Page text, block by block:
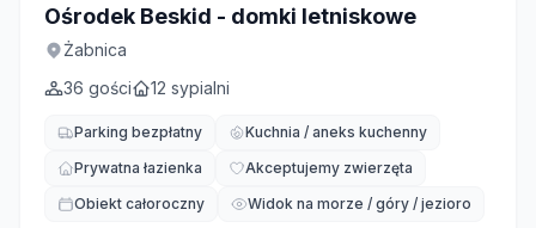
Ośrodek Beskid - domki letniskowe
Żabnica
36 gości 12 sypialni
Parking bezpłatny
Kuchnia / aneks kuchenny
Prywatna łazienka
Akceptujemy zwierzęta
Obiekt całoroczny
Widok na morze / góry / jezioro